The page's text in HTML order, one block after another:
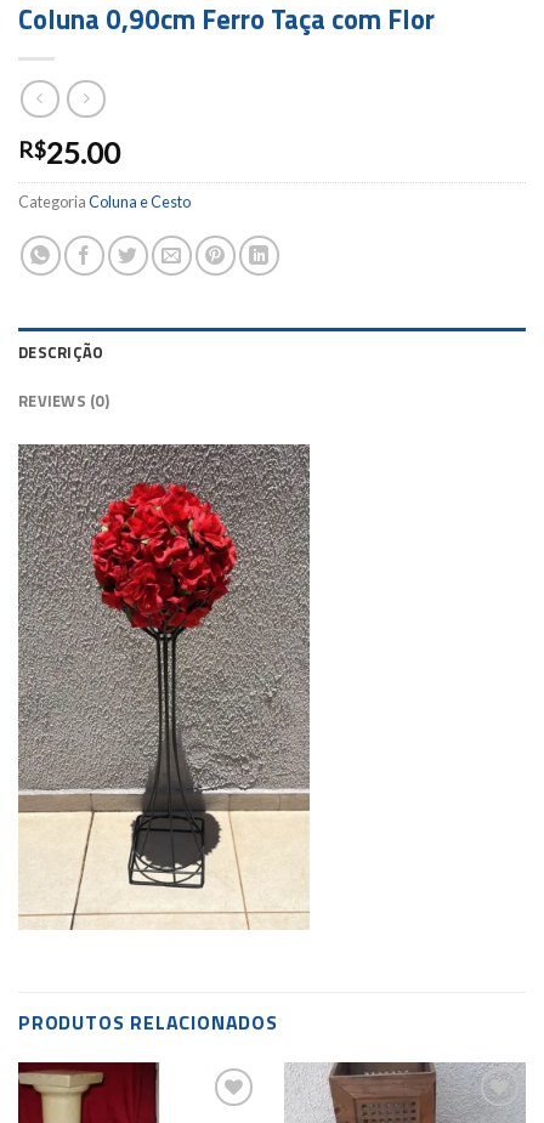
Coluna 0,90cm Ferro Taça com Flor
R$25.00
CategoriaColuna e Cesto
DESCRIÇÃO
REVIEWS (0)
PRODUTOS RELACIONADOS